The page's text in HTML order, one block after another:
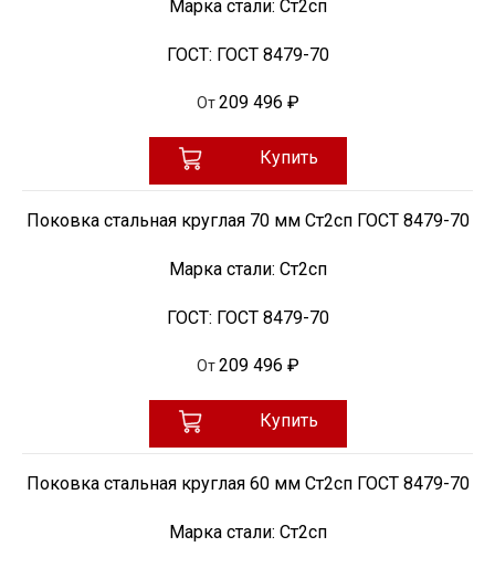
Марка стали: Ст2сп
ГОСТ: ГОСТ 8479-70
От 209 496 ₽
Купить
Поковка стальная круглая 70 мм Ст2сп ГОСТ 8479-70
Марка стали: Ст2сп
ГОСТ: ГОСТ 8479-70
От 209 496 ₽
Купить
Поковка стальная круглая 60 мм Ст2сп ГОСТ 8479-70
Марка стали: Ст2сп